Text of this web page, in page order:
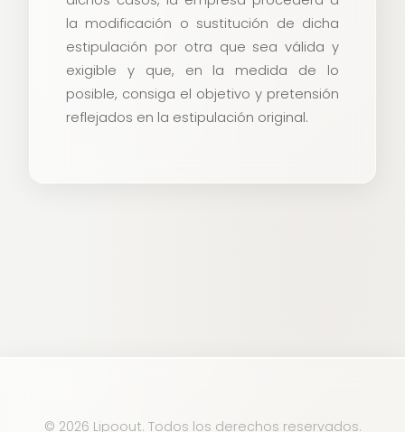
la modificación o sustitución de dicha
estipulación por otra que sea válida y
exigible y que, en la medida de lo
posible, consiga el objetivo y pretensión
reflejados en la estipulación original.
© 2026 Lipoout. Todos los derechos reservados.